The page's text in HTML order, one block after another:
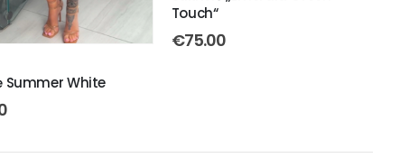
Summer White
Touch“
€75.00